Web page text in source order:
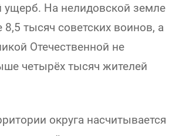
ущерб. На нелидовской земле
8,5 тысяч советских воинов, а
Отечественной не
четырёх тысяч жителей
округа насчитывается